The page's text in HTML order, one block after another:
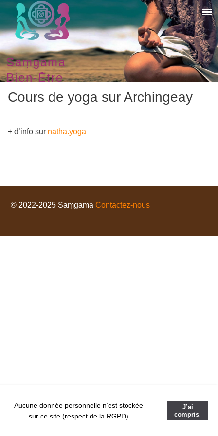
Saṃgama
Bien-Être
Cours de yoga sur Archingeay
+ d’info sur natha.yoga
© 2022-2025 SaṃgamaContactez-nous
Aucune donnée personnelle n’est stockée
sur ce site (respect de la RGPD)
J’ai
compris.